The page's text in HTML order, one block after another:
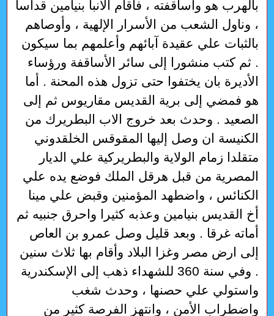
بالهرب هو وأساقفته ، فأقام الانبا بنيامين قداسا
، وناول الشعب من الأسرار الإلهية ، وأوصاهم
بالثبات علي عقيدة آبائهم وأعلمهم بما سيكون
. ثم كتب منشورا إلى سائر الأساقفة ورؤساء
الأديرة بان يختفوا حتى تزول هذه المحنة . أما
هو فمضي إلى برية القديس مقاريوس ثم إلى
الصعيد . وحدث بعد خروج الاب البطريرك من
الكنيسة ان وصل إليها المقوقس الخلقدوني
متقلدا زمام الولاية والبطريركية علي الديار
المصرية من قبل هرقل الملك فوضع يده علي
الكنائس ، واضطهد المؤمنين وقبض علي مينا
أخ القديس بنيامين وعذبه كثيرا واحرق جنبيه ثم
أماته غرقا . وبعد قليل وصل عمرو بن العاص
إلى ارض مصر وغزا البلاد وأقام بها ثلاث سنين
. وفي سنة 360 للشهداء ذهب إلى الإسكندرية
واستولي علي حصنها ، وحدث شغب
واضطراب الأمن ، وانتهز الفرصة كثير من